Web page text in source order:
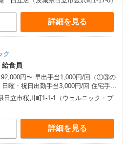
詳細を見る
ク
給食員
円〜 早出手当1,000円/回（①③の
日曜・祝日出勤手当3,000円/回 住宅手当
（上限30,000円）別途支給
日立市桜川町1-1-1（ウェルニック・プ
詳細を見る